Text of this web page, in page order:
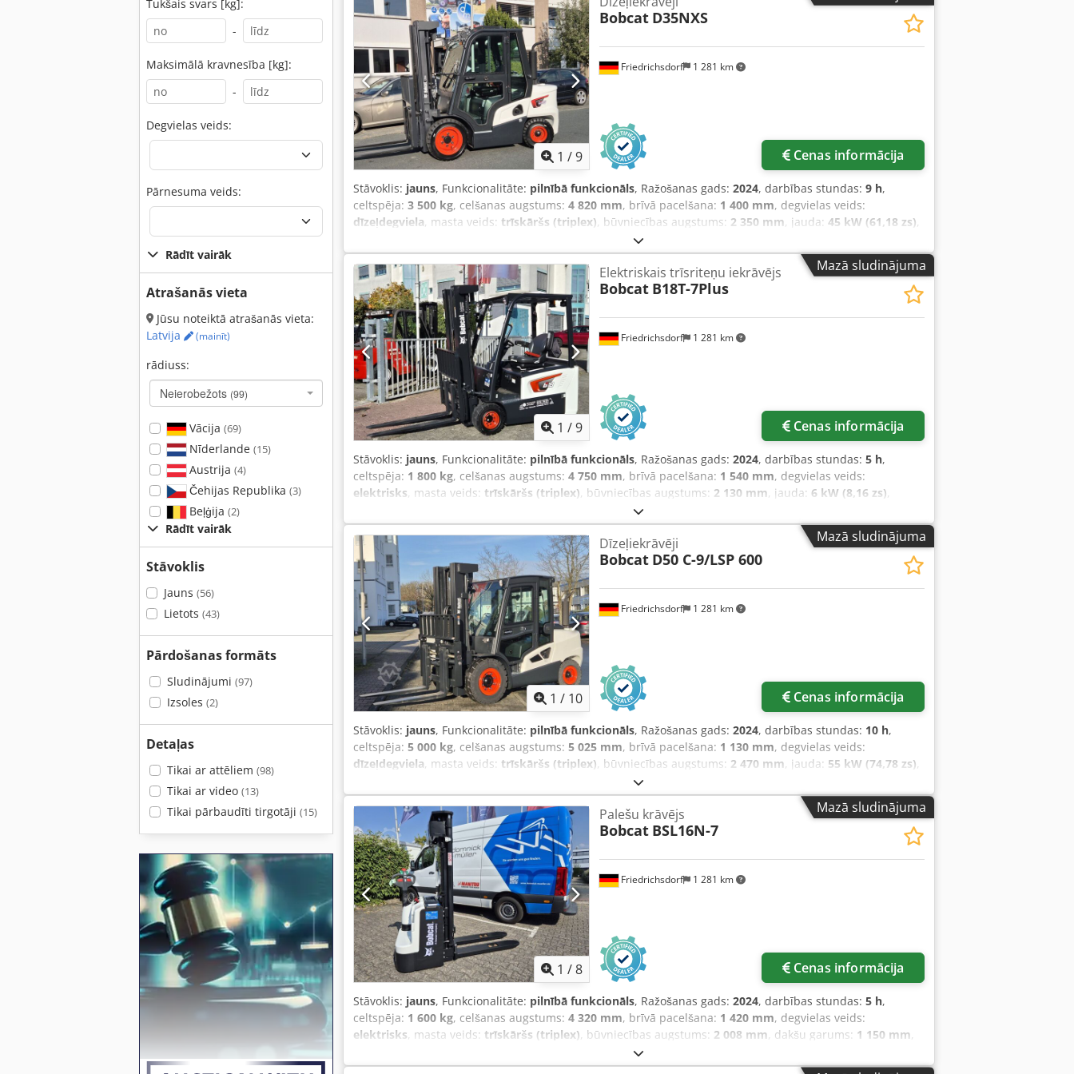
Tukšais svars [kg]:
-
Maksimālā kravnesība [kg]:
-
Degvielas veids:
Pārnesuma veids:
Rādīt vairāk
Atrašanās vieta
Jūsu noteiktā atrašanās vieta:
Latvija
(mainīt)
rādiuss:
Neierobežots (99)
Vācija (69)
Nīderlande (15)
Austrija (4)
Čehijas Republika (3)
Beļģija (2)
Rādīt vairāk
Stāvoklis
Jauns (56)
Lietots (43)
Pārdošanas formāts
Sludinājumi (97)
Izsoles (2)
Detaļas
Tikai ar attēliem (98)
Tikai ar video (13)
Tikai pārbaudīti tirgotāji (15)
1 /9
Friedrichsdorf 1 281 km
Bobcat D35NXS
Cenas informācija
Stāvoklis: jauns, Funkcionalitāte: pilnībā funkcionāls, Ražošanas gads: 2024, darbības stundas: 9 h,
celtspēja: 3 500 kg, celšanas augstums: 4 820 mm, brīvā pacelšana: 1 400 mm, degvielas veids:
dīzeļdegviela, masta veids: trīskāršs (triplex), būvniecības augstums: 2 350 mm, jauda: 45 kW (61,18 zs),
1 200 mm
2 750 mm, piedziņas veids:Diesel, konstrukcijas platums:1 290 mm, Dīzeļa iekrāvējs Smaguma centrs:
500 mm ISO klase: ISO klase 3 = 2 500 - 4 999 kg Masta tips: Triplex Transmisija: Hidrotransformatora
(Wandler) Ātruma klase: 20 Stāvoklis: Jauna iekārta Tehniskais stāvoklis: Jauns Priekšējās riepas veids:
Superelastīgas Priekšējās riepas izmērs: 28-9 x15 Priekšējo riepu stāvoklis: 80 – 100% Aizmugurējo riepu
veids: Superelastīgas Aizmugurējo riepu izmērs: 6.50x10 Aizmugurējo riepu stāvoklis: 80 – 100% Sānu
pārvietotājs (side shifter), Crsdpfx Akey U R Dcevef 3. un 4. hidrauliskais vārsts, darba apgaismojums
aizmugurē, darba apgaismojums priekšā, kravnesības aizsargrežģis, pilna kabīne, pilns brīvpacēlums, CE
sertifikāts, iekšējais spogulis, ārējais spogulis, bākuguns, stikla tīrītājs,
Mazā sludinājuma
1 /9
Friedrichsdorf 1 281 km
Elektriskais trīsriteņu iekrāvējs
Bobcat B18T-7Plus
Cenas informācija
Stāvoklis: jauns, Funkcionalitāte: pilnībā funkcionāls, Ražošanas gads: 2024, darbības stundas: 5 h,
celtspēja: 1 800 kg, celšanas augstums: 4 750 mm, brīvā pacelšana: 1 540 mm, degvielas veids:
elektrisks, masta veids: trīskāršs (triplex), būvniecības augstums: 2 130 mm, jauda: 6 kW (8,16 zs),
1 200 mm
mm, piedziņas veids:Elektro, konstrukcijas platums:1 090 mm, Elektrisks 3 riteņu iekrāvējs Slodzes
centrs: 500 mm Dakšu platums: 100 mm Dakšu biezums: 35 mm ISO klase: ISO klase 2 = 1.000 - 2.500 kg
Masta tips: Triplex Ātruma klase: 15 Stāvoklis: Jauna iekārta Tehniskais stāvoklis: Jauns Priekšējās riepas
tips: Superelastīgas Priekšējās riepas izmērs: 18x7-8 Priekšējo riepu stāvoklis: Jaunas Aizmugurējās riepas
tips: Superelastīgas Aizmugurējo riepu izmērs: 15x4-5-8 Aizmugurējo riepu stāvoklis: Jaunas Credpjw N Tp
Nsfx Akvsf Akumulatora spriegums: 48V Akumulatora ietilpība: 625Ah Akumulatora ražotājs: Midac
Akumulatora tips: PzS Akumulatora ražošanas gads: 2024 Akumulatora stāvoklis: Jauns Sānu nobīde, 3.
vārsts, 4. vārsts, darba lukturi aizmugurē, darba lukturi priekšā, pilns brīvas celšanas stieņa pacēlums, CE
sertifikāts, iekšējais spogulis, bākuguns,
Mazā sludinājuma
1 / 10
Friedrichsdorf 1 281 km
Dīzeļiekrāvēji
Bobcat D50 C-9/LSP 600
Cenas informācija
Stāvoklis: jauns, Funkcionalitāte: pilnībā funkcionāls, Ražošanas gads: 2024, darbības stundas: 10 h,
celtspēja: 5 000 kg, celšanas augstums: 5 025 mm, brīvā pacelšana: 1 130 mm, degvielas veids:
dīzeļdegviela, masta veids: trīskāršs (triplex), būvniecības augstums: 2 470 mm, jauda: 55 kW (74,78 zs),
1 200 mm
3 300 mm, piedziņas veids:Diesel, konstrukcijas platums:1 455 mm, Dīzeļiekrāvējs Smaguma centrs: 600
Dakšu platums: 150 mm Dakšu biezums: 60 mm ISO klase: ISO klase 4 = 5.000 - 10.000 kg Masta tips:
Triplex Transmisija: Hidrotransformators Ātruma klase: 20 Stāvoklis: Jauna iekārta Tehniskais stāvoklis:
Jauns Priekšējā riepu veids: Superelastik Priekšējā riepu izmērs: 300x15-18 Priekšējā riepu stāvoklis: 80 -
100% Cjdpfx Asyldtqekvjrf Aizmugurējo riepu veids: Superelastik Aizmugurējo riepu izmērs: 7.00x12-14
Aizmugurējo riepu stāvoklis: 80 - 100% Sānpārvietotājs, dakšu pozicionētājs, 3. vārsts, 4. vārsts, darba
lukturi aizmugurē, darba lukturi priekšā, apsilde, kravas aizsargrežģis, pilna kabīne, pilnais brīvais
pacēlums, salons spogulis, apgaismojuma bāka, stiklu tīrītājs, atpakaļskata kamera, roku balsts ar mini
sviru 4 hidro funkcijām, braukšanas virziena pārslēgšana roku balstā
Mazā sludinājuma
1 /8
Friedrichsdorf 1 281 km
Palešu krāvējs
Bobcat BSL16N-7
Cenas informācija
Stāvoklis: jauns, Funkcionalitāte: pilnībā funkcionāls, Ražošanas gads: 2024, darbības stundas: 5 h,
celtspēja: 1 600 kg, celšanas augstums: 4 320 mm, brīvā pacelšana: 1 420 mm, degvielas veids:
elektrisks, masta veids: trīskāršs (triplex), būvniecības augstums: 2 008 mm, dakšu garums: 1 150 mm,
, piedziņas veids:
mm, Augšējais palešu pacēlājs Svara smaguma punkts: 600 Dakšu platums: 560 mm Masta veids: Triplex